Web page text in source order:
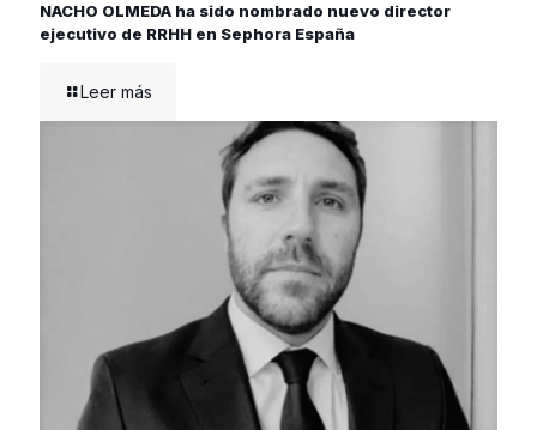
NACHO OLMEDA ha sido nombrado nuevo director
ejecutivo de RRHH en Sephora España
Leer más